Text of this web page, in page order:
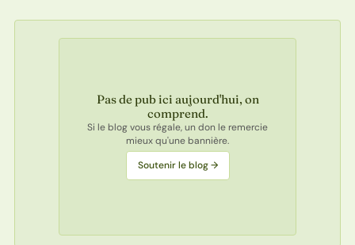
Pas de pub ici aujourd'hui, on
comprend.
Si le blog vous régale, un don le remercie
mieux qu'une bannière.
Soutenir le blog →